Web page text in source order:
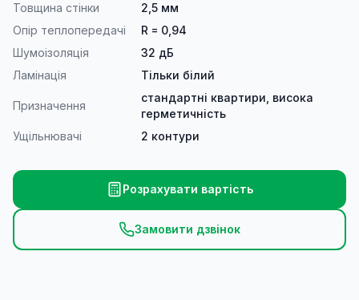
Товщина стінки
2,5 мм
Опір теплопередачі
R = 0,94
Шумоізоляція
32 дБ
Ламінація
Тільки білий
Призначення
стандартні квартири, висока
герметичність
Ущільнювачі
2 контури
Розрахувати вартість
Замовити дзвінок